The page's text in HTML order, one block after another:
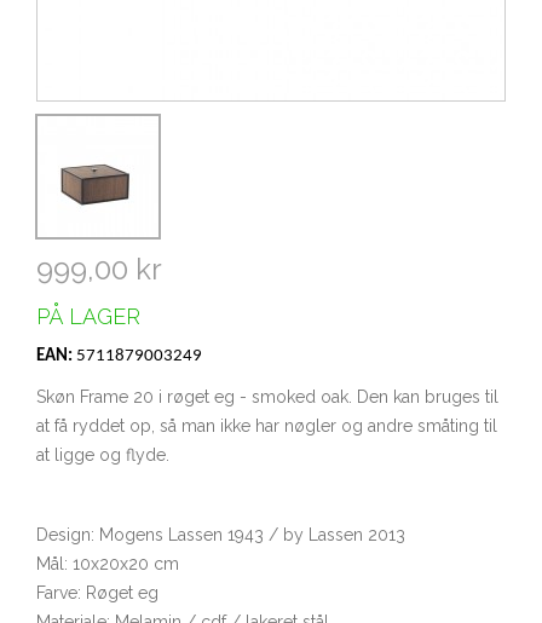
999,00 kr
PÅ LAGER
EAN: 5711879003249
Skøn Frame 20 i røget eg - smoked oak. Den kan bruges til
at få ryddet op, så man ikke har nøgler og andre småting til
at ligge og flyde.
Design: Mogens Lassen 1943 / by Lassen 2013
Mål: 10x20x20 cm
Farve: Røget eg